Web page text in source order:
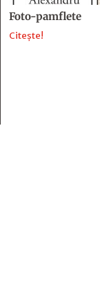
Foto-pamflete
Citește!